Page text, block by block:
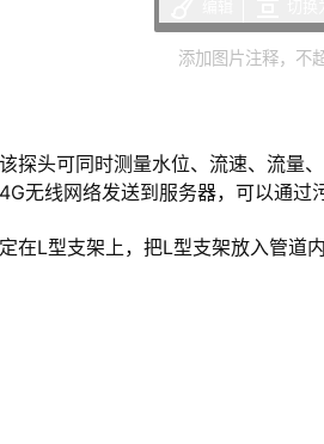
添加图片注释，不
探头可同时测量水位、流速、流量
无线网络发送到服务器，可以通
在L型支架上，把L型支架放入管